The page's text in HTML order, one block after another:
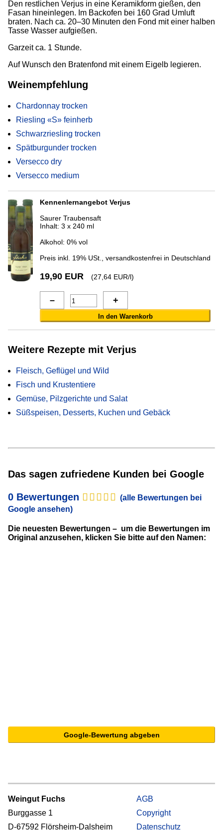
Den restlichen Verjus in eine Keramikform gießen, den
Fasan hineinlegen. Im Backofen bei 160 Grad Umluft
braten. Nach ca. 20–30 Minuten den Fond mit einer halben
Tasse Wasser aufgießen.
Garzeit ca. 1 Stunde.
Auf Wunsch den Bratenfond mit einem Eigelb legieren.
Weinempfehlung
Chardonnay trocken
Riesling «S» feinherb
Schwarzriesling trocken
Spätburgunder trocken
Versecco dry
Versecco medium
Kennenlern­angebot Verjus
Saurer Traubensaft
Inhalt: 3 x 240 ml
Alkohol: 0% vol
Preis inkl. 19% USt., versandkostenfrei in Deutschland
19,90 EUR (27,64 EUR/l)
Weitere Rezepte mit Verjus
Fleisch, Geflügel und Wild
Fisch und Krustentiere
Gemüse, Pilzgerichte und Salat
Süßspeisen, Desserts, Kuchen und Gebäck
Das sagen zufriedene Kunden bei Google
0 Bewertungen
(alle Bewertungen bei
Google ansehen)
Die neuesten Bewertungen – um die Bewertungen im
Original anzusehen, klicken Sie bitte auf den Namen:
Google-Bewertung abgeben
Weingut Fuchs
Burggasse 1
D-67592 Flörsheim-Dalsheim
AGB
Copyright
Datenschutz